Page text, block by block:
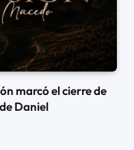
marcó el cierre de
Daniel